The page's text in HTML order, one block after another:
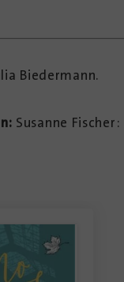
Biedermann.
Susanne Fischer: